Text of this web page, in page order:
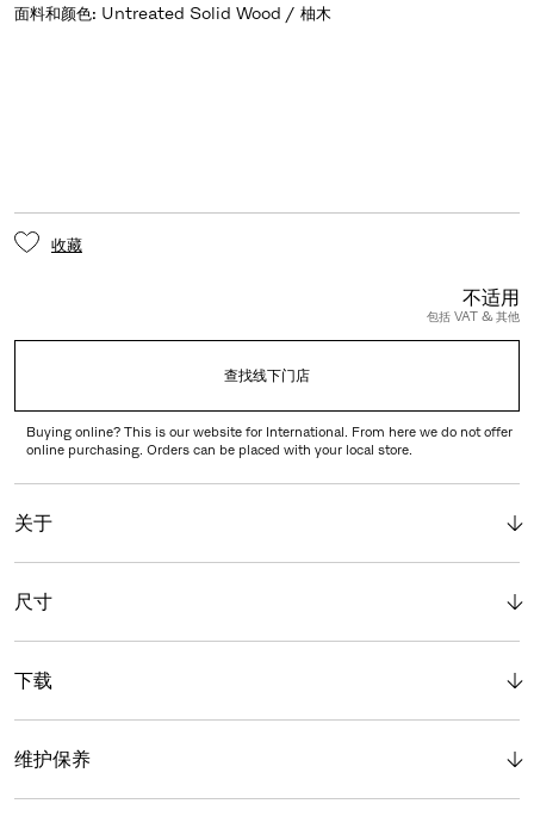
面料和颜色:
收藏
不适用
包括 VAT & 其他
查找线下门店
Buying online? This is our website for International. From here we do not offer
online purchasing. Orders can be placed with your local store.
关于
尺寸
下载
维护保养